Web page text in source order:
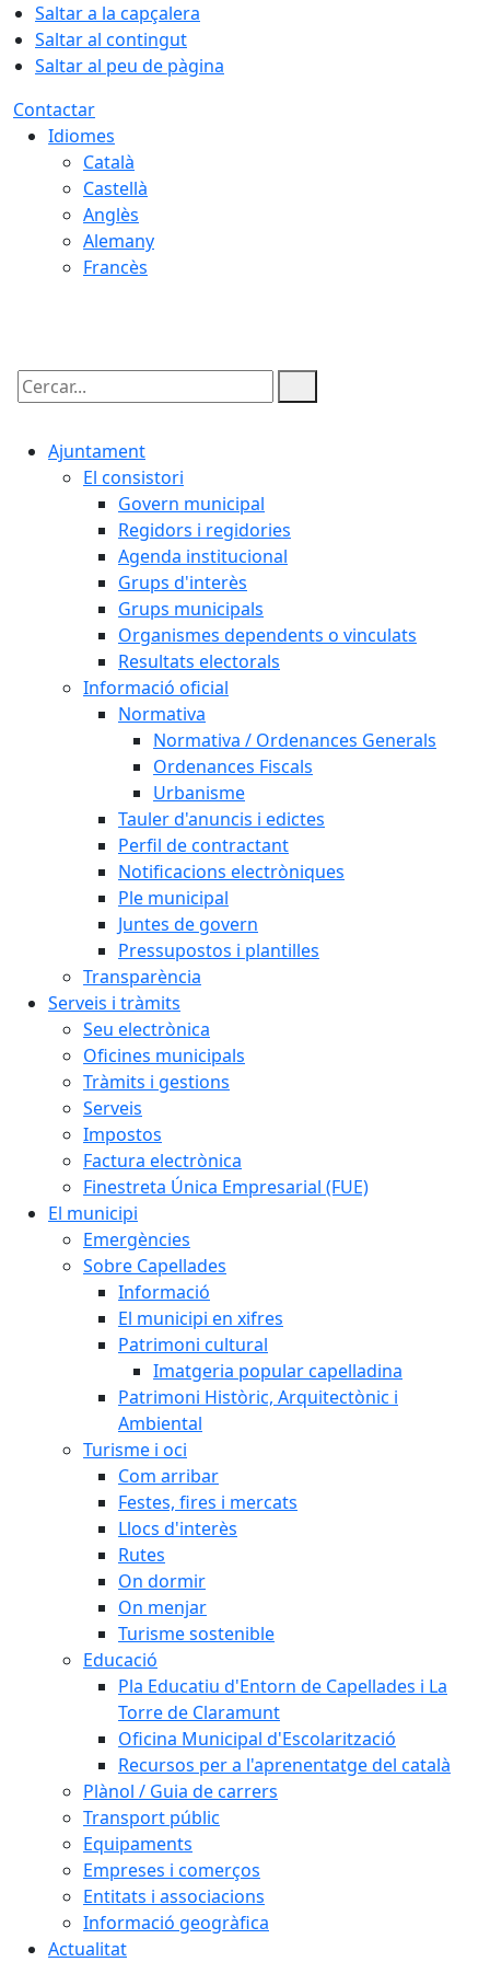
Saltar a la capçalera
Saltar al contingut
Saltar al peu de pàgina
Contactar
Idiomes
Català
Castellà
Anglès
Alemany
Francès
Cercar:
Ajuntament
El consistori
Govern municipal
Regidors i regidories
Agenda institucional
Grups d'interès
Grups municipals
Organismes dependents o vinculats
Resultats electorals
Informació oficial
Normativa
Normativa / Ordenances Generals
Ordenances Fiscals
Urbanisme
Tauler d'anuncis i edictes
Perfil de contractant
Notificacions electròniques
Ple municipal
Juntes de govern
Pressupostos i plantilles
Transparència
Serveis i tràmits
Seu electrònica
Oficines municipals
Tràmits i gestions
Serveis
Impostos
Factura electrònica
Finestreta Única Empresarial (FUE)
El municipi
Emergències
Sobre Capellades
Informació
El municipi en xifres
Patrimoni cultural
Imatgeria popular capelladina
Patrimoni Històric, Arquitectònic i
Ambiental
Turisme i oci
Com arribar
Festes, fires i mercats
Llocs d'interès
Rutes
On dormir
On menjar
Turisme sostenible
Educació
Pla Educatiu d'Entorn de Capellades i La
Torre de Claramunt
Oficina Municipal d'Escolarització
Recursos per a l'aprenentatge del català
Plànol / Guia de carrers
Transport públic
Equipaments
Empreses i comerços
Entitats i associacions
Informació geogràfica
Actualitat